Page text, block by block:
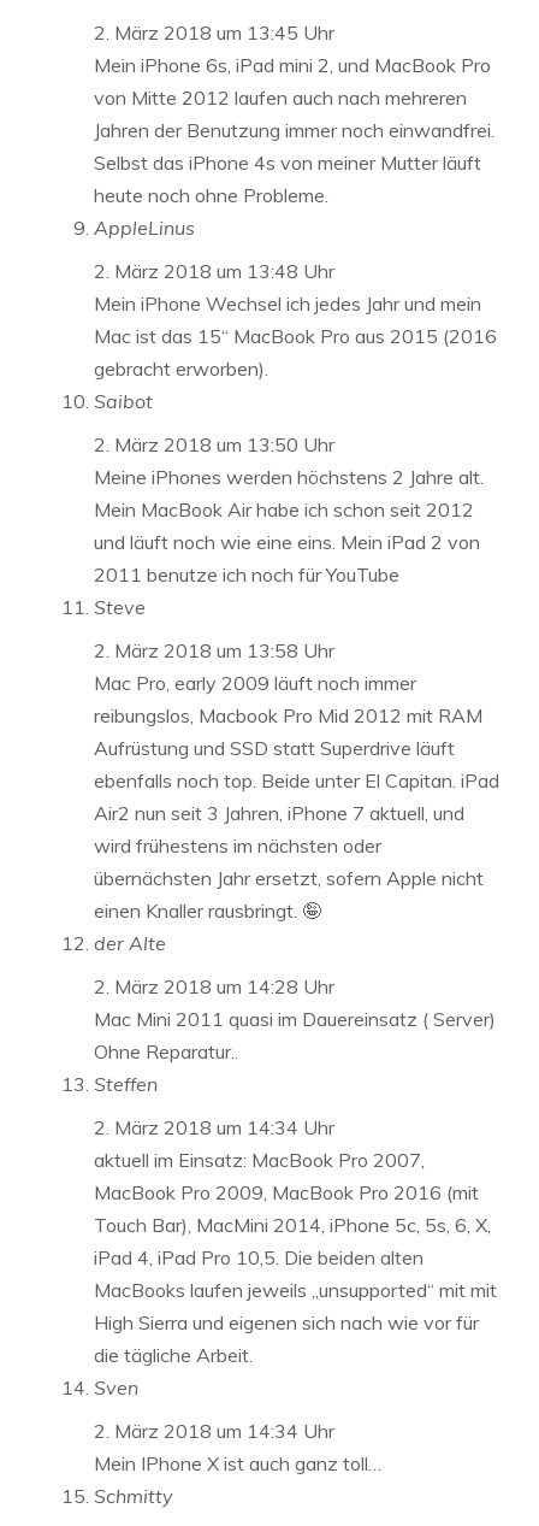
2. März 2018 um 13:45 Uhr
Mein iPhone 6s, iPad mini 2, und MacBook Pro
von Mitte 2012 laufen auch nach mehreren
Jahren der Benutzung immer noch einwandfrei.
Selbst das iPhone 4s von meiner Mutter läuft
heute noch ohne Probleme.
AppleLinus
2. März 2018 um 13:48 Uhr
Mein iPhone Wechsel ich jedes Jahr und mein
Mac ist das 15“ MacBook Pro aus 2015 (2016
gebracht erworben).
Saibot
2. März 2018 um 13:50 Uhr
Meine iPhones werden höchstens 2 Jahre alt.
Mein MacBook Air habe ich schon seit 2012
und läuft noch wie eine eins. Mein iPad 2 von
2011 benutze ich noch für YouTube
Steve
2. März 2018 um 13:58 Uhr
Mac Pro, early 2009 läuft noch immer
reibungslos, Macbook Pro Mid 2012 mit RAM
Aufrüstung und SSD statt Superdrive läuft
ebenfalls noch top. Beide unter El Capitan. iPad
Air2 nun seit 3 Jahren, iPhone 7 aktuell, und
wird frühestens im nächsten oder
übernächsten Jahr ersetzt, sofern Apple nicht
einen Knaller rausbringt. 🤪
der Alte
2. März 2018 um 14:28 Uhr
Mac Mini 2011 quasi im Dauereinsatz ( Server)
Ohne Reparatur..
Steffen
2. März 2018 um 14:34 Uhr
aktuell im Einsatz: MacBook Pro 2007,
MacBook Pro 2009, MacBook Pro 2016 (mit
Touch Bar), MacMini 2014, iPhone 5c, 5s, 6, X,
iPad 4, iPad Pro 10,5. Die beiden alten
MacBooks laufen jeweils „unsupported“ mit mit
High Sierra und eigenen sich nach wie vor für
die tägliche Arbeit.
Sven
2. März 2018 um 14:34 Uhr
Mein IPhone X ist auch ganz toll…
Schmitty